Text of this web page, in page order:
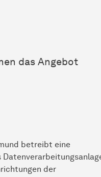
das Angebot
betreibt eine
der